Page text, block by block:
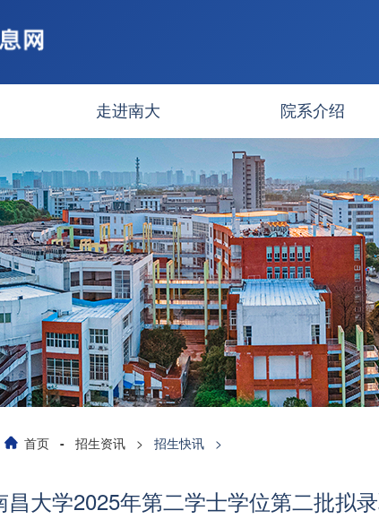
走进南大 院系介绍
首页 - 招生资讯 > 招生快讯 >
昌大学2025年第二学士学位第二批拟